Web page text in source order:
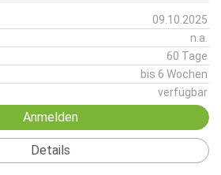
09.10.2025
n.a.
60 Tage
bis 6 Wochen
verfügbar
Anmelden
Details